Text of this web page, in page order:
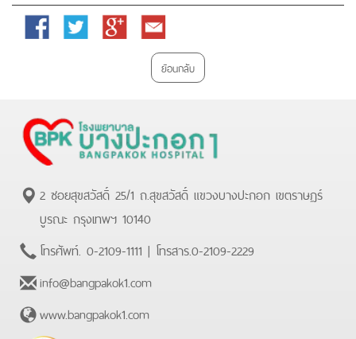
Facebook Twitter
Google
Email
ย้อนกลับ
2 ซอยสุขสวัสดิ์ 25/1 ถ.สุขสวัสดิ์ แขวงบางปะกอก เขตราษฏร์
บูรณะ กรุงเทพฯ 10140
โทรศัพท์. 0-2109-1111 | โทรสาร.0-2109-2229
info@bangpakok1.com
www.bangpakok1.com